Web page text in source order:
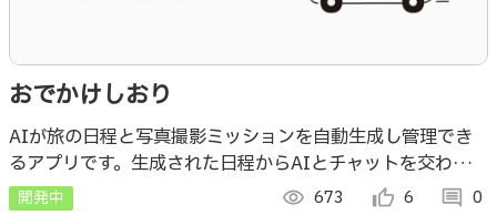
おでかけしおり
AIが旅の日程と写真撮影ミッションを自動生成し管理でき
るアプリです。生成された日程からAIとチャットを交わして
日程調整をすることも可能。さらに、ミッションではAIが
開発中 visibility 673 thumb_up_alt 6 comment 0